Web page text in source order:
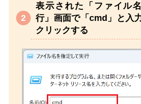
表示された「ファイル
行」画面で「cmd」と入
クリックする